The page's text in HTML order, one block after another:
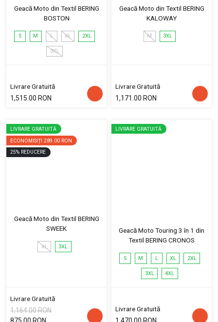
Geacă Moto din Textil BERING
BOSTON
S M L XL 2XL
3XL
Livrare Gratuită
1,515.00 RON
Geacă Moto din Textil BERING
KALOWAY
M 3XL
Livrare Gratuită
1,171.00 RON
LIVRARE GRATUITĂ
ECONOMISIȚI 289.00 RON
25% REDUCERE
Geacă Moto din Textil BERING
SWEEK
XL 3XL
Livrare Gratuită
1,164.00 RON
LIVRARE GRATUITĂ
Geacă Moto Touring 3 în 1 din
Textil BERING CRONOS
S M L XL 2XL
3XL 4XL
Livrare Gratuită